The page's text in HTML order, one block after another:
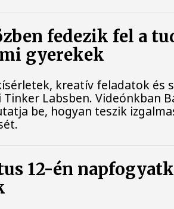
fedezik fel a
gyerekek
kreatív feladatok és
Tinker Labsben. Videónkban
be, hogyan teszik
12-én